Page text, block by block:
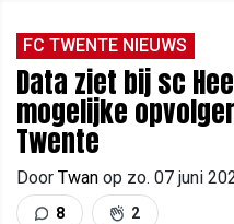
FC TWENTE NIEUWS
Data ziet bij sc
mogelijke
Twente
Door Twan op zo. 07 juni
8 2